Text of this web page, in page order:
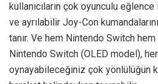
kullanıcıların çok oyunculu eğlence
ve ayrılabilir Joy-Con
tanır. Ve hem Nintendo Switch
Nintendo Switch (OLED model),
oynayabileceğiniz çok yönlülüğün